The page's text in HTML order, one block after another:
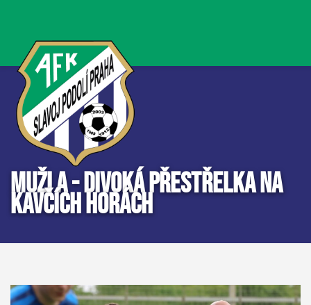
MUŽI A - DIVOKÁ PŘESTŘELKA NA
KAVČÍCH HORÁCH